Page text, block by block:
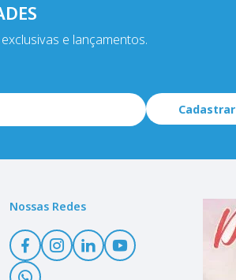
e lançamentos.
Cadastrar
Nossas Redes